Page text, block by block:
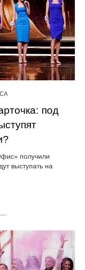
под
получили
выступать на